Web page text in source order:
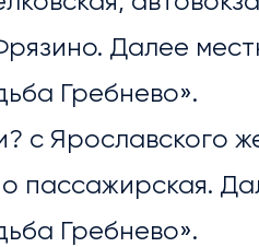
Далее
Гребнево».
с Ярославского
пассажирская.
Гребнево».